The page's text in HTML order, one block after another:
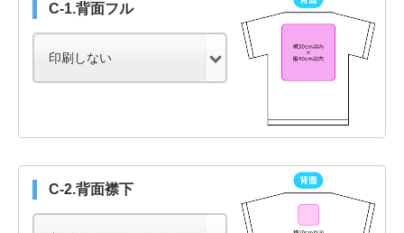
C-1.背面フル
C-2.背面襟下